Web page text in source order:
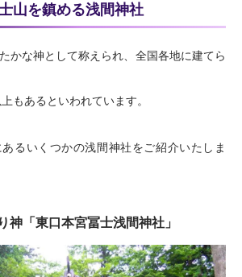
山を鎮める浅間神社
かな神として称えられ、全国各地に建てら
もあるといわれています。
るいくつかの浅間神社をご紹介いたしま
神「東口本宮冨士浅間神社」